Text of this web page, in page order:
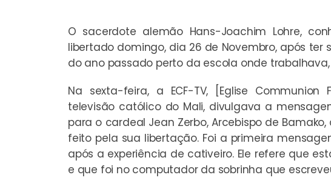
O sacerdote alemão Hans-Joachim Lohre,
libertado domingo, dia 26 de Novembro, após ter
do ano passado perto da escola onde
Na sexta-feira, a ECF-TV, [Eglise
televisão católico do Mali, divulgava a
para o cardeal Jean Zerbo, Arcebispo de
feito pela sua libertação. Foi a primeira
após a experiência de cativeiro. Ele refere que
e que foi no computador da sobrinha que